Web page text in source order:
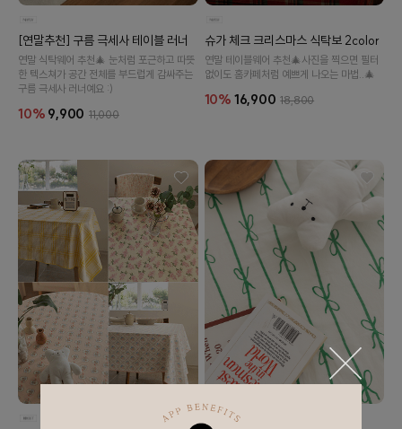
[연말추천] 구름 극세사 테이블 러너
연말 식탁웨어 추천🎄 눈처럼 포근하고 따뜻
한 텍스쳐가 공간 전체를 부드럽게 감싸주는
구름 극세사 러너예요 :)
10% 9,900 11,000
슈가 체크 크리스마스 식탁보 2color
연말 테이블웨어 추천🎄사진을 찍으면 필터
없이도 홈카페처럼 예쁘게 나오는 마법..🎄
10% 16,900 18,800